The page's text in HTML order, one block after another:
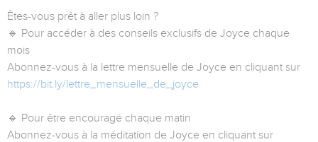
Êtes-vous prêt à aller plus loin ?
🔹 Pour accéder à des conseils exclusifs de Joyce chaque
mois
Abonnez-vous à la lettre mensuelle de Joyce en cliquant sur
https://bit.ly/lettre_mensuelle_de_joyce
🔹 Pour être encouragé chaque matin
Abonnez-vous à la méditation de Joyce en cliquant sur